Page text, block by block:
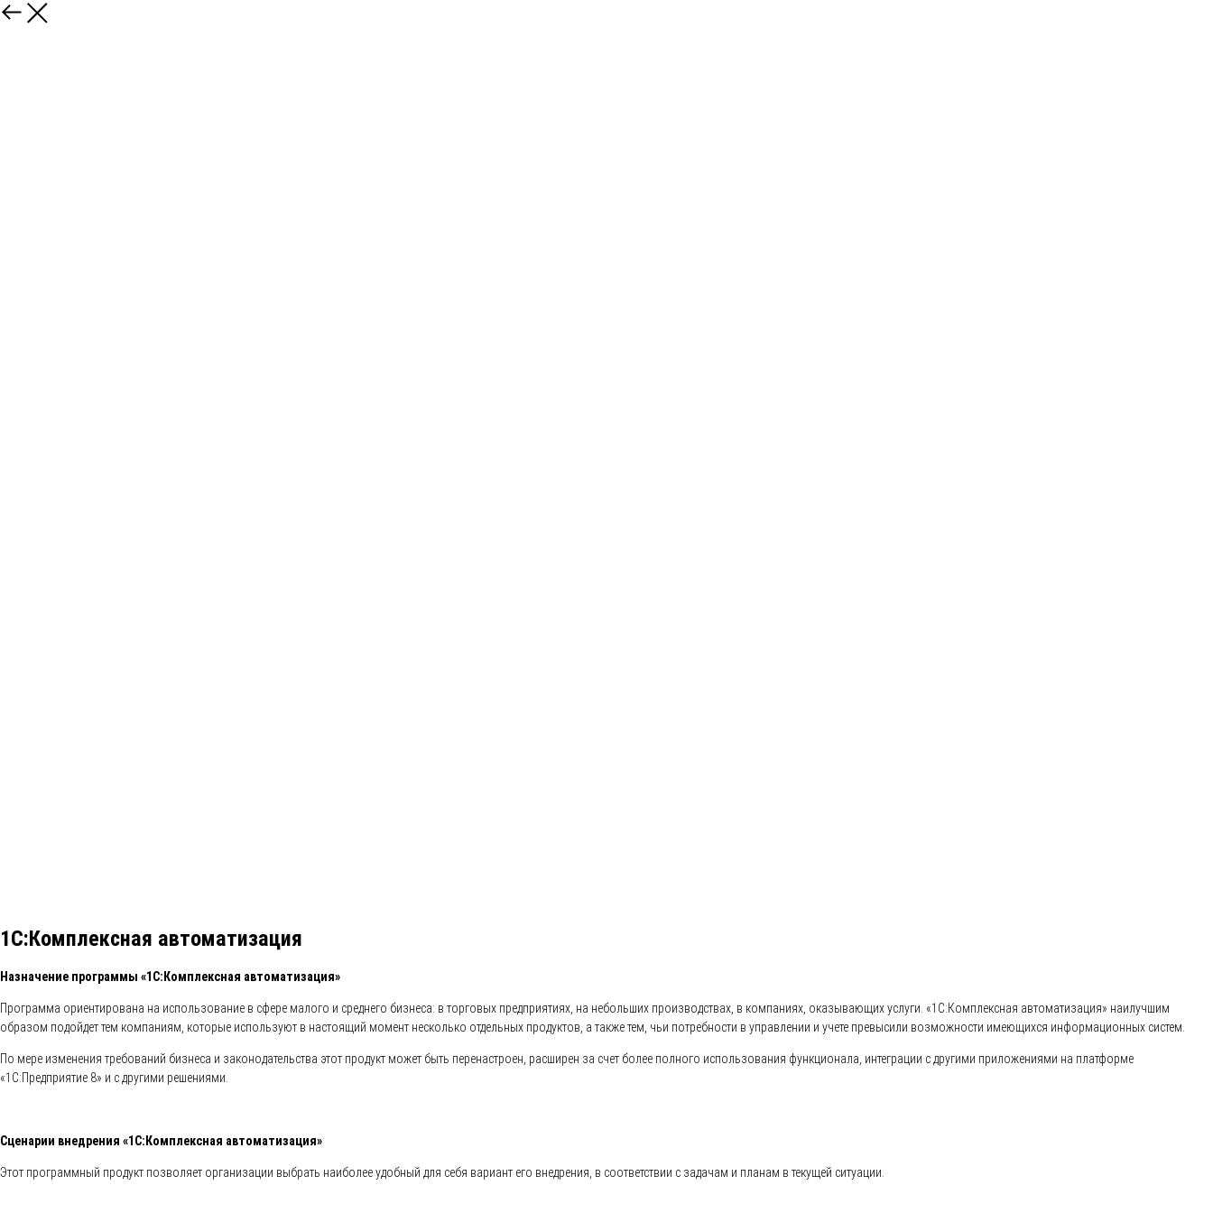
1С:Комплексная автоматизация
Назначение программы «1С:Комплексная автоматизация»
Программа ориентирована на использование в сфере малого и среднего бизнеса: в торговых предприятиях, на небольших производствах, в компаниях, оказывающих услуги. «1С:Комплексная автоматизация» наилучшим
образом подойдет тем компаниям, которые используют в настоящий момент несколько отдельных продуктов, а также тем, чьи потребности в управлении и учете превысили возможности имеющихся информационных систем.
По мере изменения требований бизнеса и законодательства этот продукт может быть перенастроен, расширен за счет более полного использования функционала, интеграции с другими приложениями на платформе
«1С:Предприятие 8» и с другими решениями.
Сценарии внедрения «1С:Комплексная автоматизация»
Этот программный продукт позволяет организации выбрать наиболее удобный для себя вариант его внедрения, в соответствии с задачам и планам в текущей ситуации.